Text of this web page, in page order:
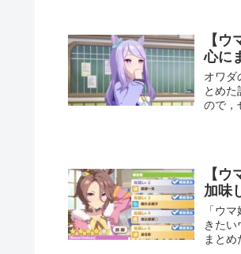
【
心に
オワダ
とめた
ので，
【
加味
「ウ
きた
まとめ